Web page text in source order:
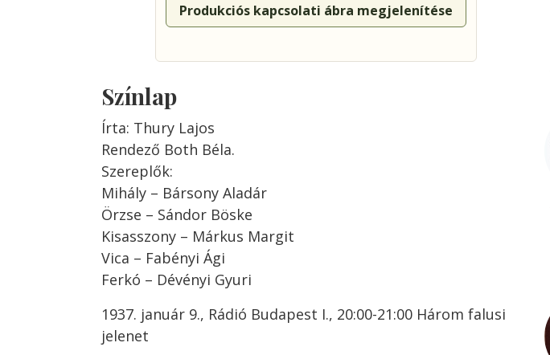
Produkciós kapcsolati ábra megjelenítése
Színlap
Írta: Thury Lajos
Rendező Both Béla.
Szereplők:
Mihály – Bársony Aladár
Örzse – Sándor Böske
Kisasszony – Márkus Margit
Vica – Fabényi Ági
Ferkó – Dévényi Gyuri
1937. január 9., Rádió Budapest I., 20:00-21:00 Három falusi
jelenet